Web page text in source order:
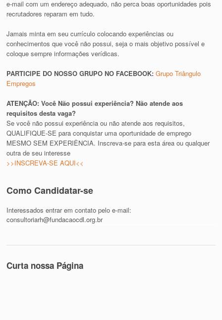
e-mail com um endereço adequado, não perca boas oportunidades pois
recrutadores reparam em tudo.
Jamais minta em seu currículo colocando experiências ou
conhecimentos que você não possui, seja o mais objetivo possível e
coloque sempre informações verídicas.
PARTICIPE DO NOSSO GRUPO NO FACEBOOK:Grupo Triângulo
Empregos
ATENÇÃO: Você Não possui experiência? Não atende aos
requisitos desta vaga?
Se você não possui experiência ou não atende aos requisitos,
QUALIFIQUE-SE para conquistar uma oportunidade de emprego
MESMO SEM EXPERIÊNCIA. Inscreva-se para esta área ou qualquer
outra de seu interesse
>>INSCREVA-SE AQUI<<
Como Candidatar-se
Interessados entrar em contato pelo e-mail:
consultoriarh@fundacaocdl.org.br
Curta nossa Página